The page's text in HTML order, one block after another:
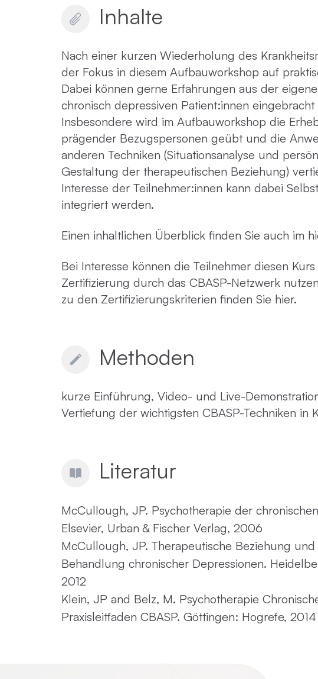
Inhalte
Nach einer kurzen Wiederholung des
der Fokus in diesem Aufbauworkshop auf
Dabei können gerne Erfahrungen aus der
chronisch depressiven Patient:innen
Insbesondere wird im Aufbauworkshop die
prägender Bezugspersonen geübt und die
anderen Techniken (Situationsanalyse und
Gestaltung der therapeutischen Beziehung)
Interesse der Teilnehmer:innen kann dabei
integriert werden.
Einen inhaltlichen Überblick finden Sie auch im
Bei Interesse können die Teilnehmer diesen
Zertifizierung durch das CBASP-Netzwerk
zu den Zertifizierungskriterien finden Sie hier.
Methoden
kurze Einführung, Video- und Live-
Vertiefung der wichtigsten CBASP-Techniken in
Literatur
McCullough, JP. Psychotherapie der
Elsevier, Urban & Fischer Verlag, 2006
McCullough, JP. Therapeutische Beziehung und
Behandlung chronischer Depressionen.
2012
Klein, JP and Belz, M. Psychotherapie
Praxisleitfaden CBASP. Göttingen: Hogrefe, 2014